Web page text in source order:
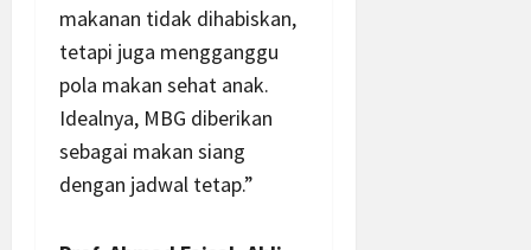
makanan tidak dihabiskan,
tetapi juga mengganggu
pola makan sehat anak.
Idealnya, MBG diberikan
sebagai makan siang
dengan jadwal tetap.”